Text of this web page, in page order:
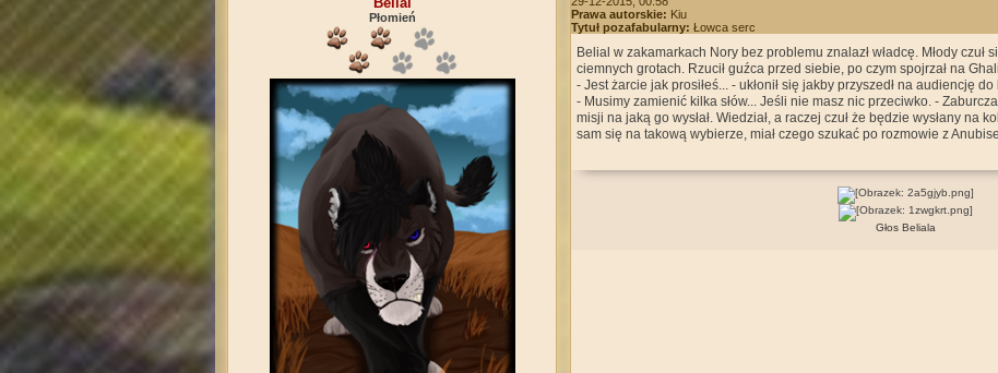
Płomień
Prawa autorskie: Kiu
Tytuł pozafabularny: Łowca serc
Belial w zakamarkach Nory bez problemu znalazł władcę. Młody czuł
ciemnych grotach. Rzucił guźca przed siebie, po czym spojrzał na
- Jest żarcie jak prosiłeś... - ukłonił się jakby przyszedł na audiencję do
- Musimy zamienić kilka słów... Jeśli nie masz nic przeciwko. -
misji na jaką go wysłał. Wiedział, a raczej czuł że będzie wysłany na
sam się na takową wybierze, miał czego szukać po rozmowie z
Głos Beliala